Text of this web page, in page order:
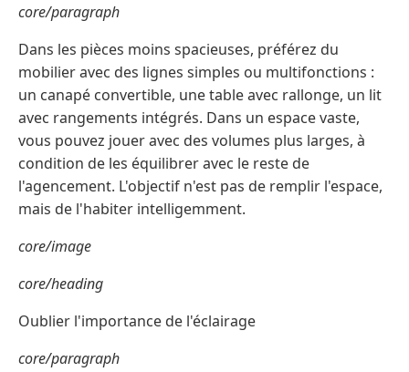
core/paragraph
Dans les pièces moins spacieuses, préférez du
mobilier avec des lignes simples ou multifonctions :
un canapé convertible, une table avec rallonge, un lit
avec rangements intégrés. Dans un espace vaste,
vous pouvez jouer avec des volumes plus larges, à
condition de les équilibrer avec le reste de
l'agencement. L'objectif n'est pas de remplir l'espace,
mais de l'habiter intelligemment.
core/image
core/heading
Oublier l'importance de l'éclairage
core/paragraph